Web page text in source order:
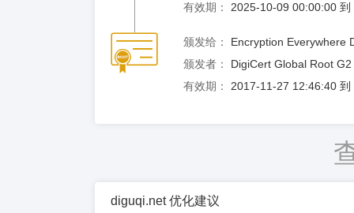
有效期：
2025-10-09 00:00:00
颁发给：
Encryption Everywhere
颁发者：
DigiCert Global Root G2
有效期：
2017-11-27 12:46:40
diguqi.net 优化建议